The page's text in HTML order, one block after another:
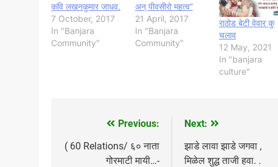
कवि लखनकुमार जाधव.
7 October, 2017
In "Banjara
Community"
अन् पीवसीरो महत्व”
21 April, 2017
In "Banjara
Community"
राठोड बेटी वेवार कु
चलाव
12 May, 2021
In "banjara
culture"
navigation
Previous:
( 60 Relations/ ६० नाता
गोरमाटी मायी…-
Next:
झाडे लावा झाडे जगवा ,
मिळेल शुद्ध‎ ताजी हवा. .